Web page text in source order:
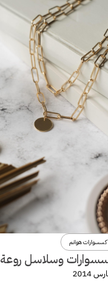
هوانم
وسلاسل روعة 2014